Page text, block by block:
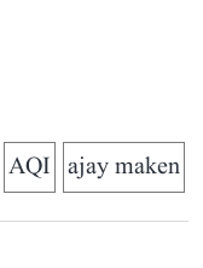
ajay maken
AQI